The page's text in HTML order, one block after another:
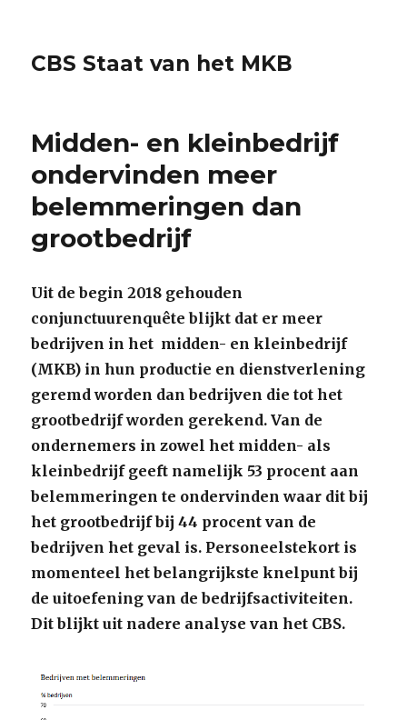
CBS Staat van het MKB
Midden- en kleinbedrijf
ondervinden meer
belemmeringen dan
grootbedrijf
Uit de begin 2018 gehouden
conjunctuurenquête blijkt dat er meer
bedrijven in het midden- en kleinbedrijf
(MKB) in hun productie en dienstverlening
geremd worden dan bedrijven die tot het
grootbedrijf worden gerekend. Van de
ondernemers in zowel het midden- als
kleinbedrijf geeft namelijk 53 procent aan
belemmeringen te ondervinden waar dit bij
het grootbedrijf bij 44 procent van de
bedrijven het geval is. Personeelstekort is
momenteel het belangrijkste knelpunt bij
de uitoefening van de bedrijfsactiviteiten.
Dit blijkt uit nadere analyse van het CBS.